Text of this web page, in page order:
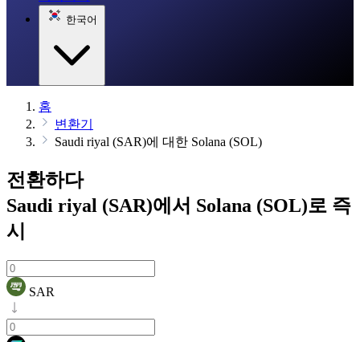
한국어
홈
변환기
Saudi riyal (SAR)에 대한 Solana (SOL)
전환하다
Saudi riyal (SAR)에서 Solana (SOL)로 즉
시
SAR